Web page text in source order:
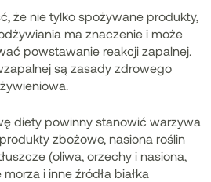
że nie tylko spożywane produkty,
ma znaczenie i może
powstawanie reakcji zapalnej.
są zasady zdrowego
diety powinny stanowić warzywa
zbożowe, nasiona roślin
(oliwa, orzechy i nasiona,
i inne źródła białka